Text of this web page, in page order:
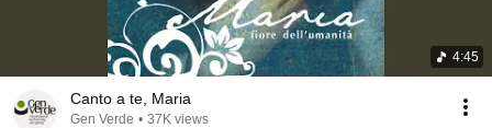
4:45
Canto a te, Maria
Gen Verde • 37K views